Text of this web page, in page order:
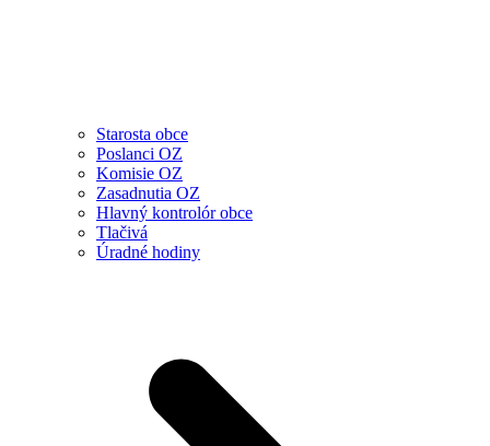
Starosta obce
Poslanci OZ
Komisie OZ
Zasadnutia OZ
Hlavný kontrolór obce
Tlačivá
Úradné hodiny